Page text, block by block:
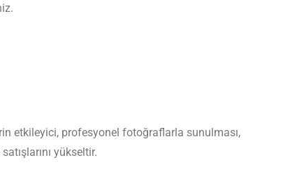
etkileyici, profesyonel fotoğraflarla sunulması,
yükseltir.